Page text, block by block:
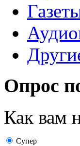
Опрос
Как вам
Супер